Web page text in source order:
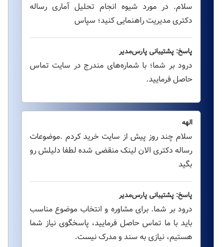
سلام. در مورد شیوه انجام تحلیل آماری رساله
دکتری مدیریت راهنمایی کنید؛ سپاس
پاسخ: پشتیبانی پارس‌مدیر
درود بر شما؛ با شماره‌های مندرج در سایت تماس
حاصل فرمایید.
الهه
سلام چند روز پیش از سایت خرید کردم .موضوعات
رساله دکتری الان لینک منقضی شده لطفا دلیلش رو
بگید
پاسخ: پشتیبانی پارس‌مدیر
درود بر شما. برای مشاوره و انتخاب موضوع مناسب
باید با ما تماس حاصل فرمایید، پاسخگوی نیاز شما
هستیم، نیازی به سند و مدرک نیست.